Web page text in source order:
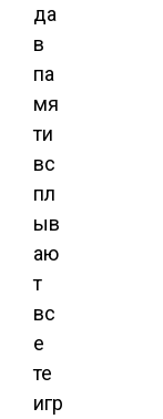
да
в
па
мя
ти
вс
пл
ыв
аю
т
вс
е
те
игр